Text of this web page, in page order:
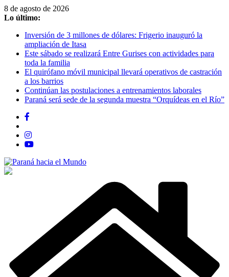
Saltar
al
8 de agosto de 2026
Lo último:
Inversión de 3 millones de dólares: Frigerio inauguró la
ampliación de Itasa
Este sábado se realizará Entre Gurises con actividades para
toda la familia
El quirófano móvil municipal llevará operativos de castración
a los barrios
Continúan las postulaciones a entrenamientos laborales
Paraná será sede de la segunda muestra “Orquídeas en el Río”